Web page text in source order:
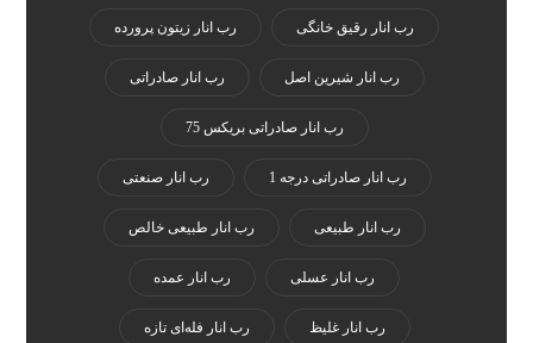
رب انار رقیق خانگی رب انار زیتون پرورده
رب انار شیرین اصل رب انار صادراتی
رب انار صادراتی بریکس 75
رب انار صادراتی درجه 1 رب انار صنعتی
رب انار طبیعی رب انار طبیعی خالص
رب انار عسلی رب انار عمده
رب انار غلیظ رب انار فله‌ای تازه